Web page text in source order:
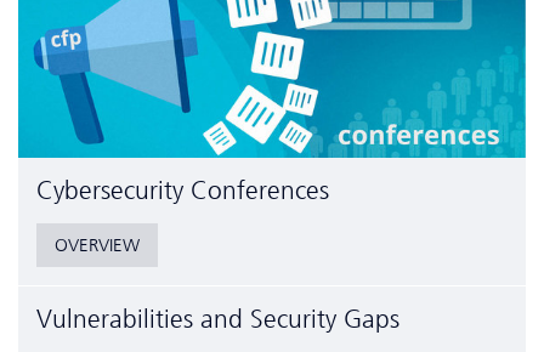
Cyber­security Conferences
OVERVIEW
Vulnerabilities and Security Gaps